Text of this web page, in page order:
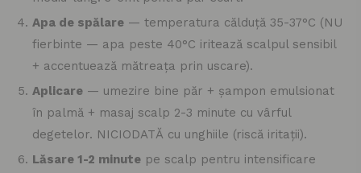
Apa de spălare — temperatura călduță 35-37°C (NU
fierbinte — apa peste 40°C iritează scalpul sensibil
+ accentuează mătreața prin uscare).
Aplicare — umezire bine păr + șampon emulsionat
în palmă + masaj scalp 2-3 minute cu vârful
degetelor. NICIODATĂ cu unghiile (riscă iritații).
Lăsare 1-2 minute pe scalp pentru intensificare